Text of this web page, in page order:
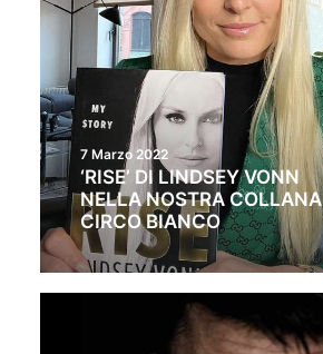
7 Marzo 2022
‘RISE’ DI LINDSEY VONN
NELLA NOSTRA COLLANA
CIRCO BIANCO